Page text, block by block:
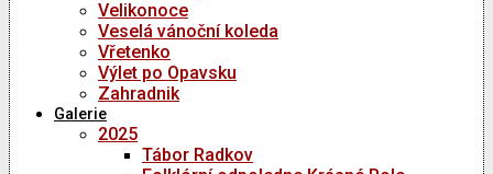
Velikonoce
Veselá vánoční koleda
Vřetenko
Výlet po Opavsku
Zahradnik
Galerie
2025
Tábor Radkov